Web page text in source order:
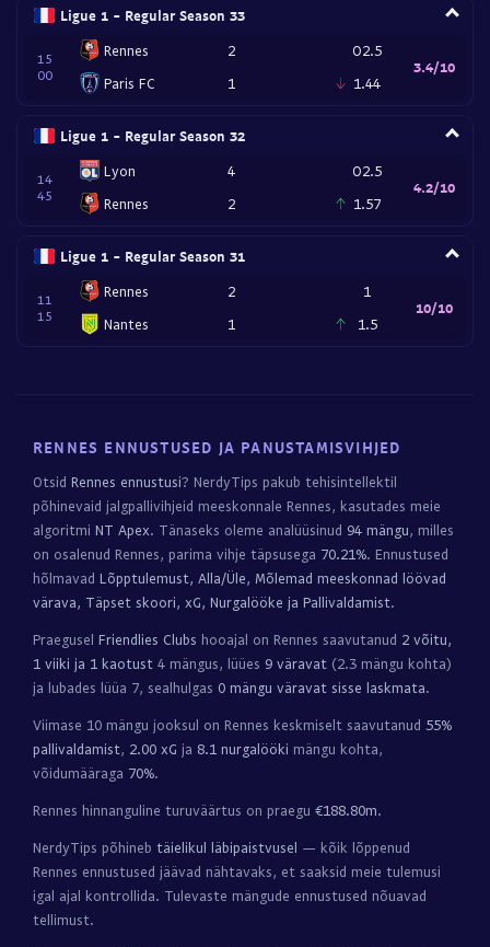
Ligue 1 - Regular Season 33
15
00
Rennes
Paris FC
2
1
O2.5
1.44
3.4/10
Ligue 1 - Regular Season 32
14
45
Lyon
Rennes
4
2
O2.5
1.57
4.2/10
Ligue 1 - Regular Season 31
11
15
Rennes
Nantes
2
1
1
1.5
10/10
RENNES ENNUSTUSED JA PANUSTAMISVIHJED
Otsid Rennes ennustusi? NerdyTips pakub tehisintellektil
põhinevaid jalgpallivihjeid meeskonnale Rennes, kasutades meie
algoritmi NT Apex. Tänaseks oleme analüüsinud 94 mängu, milles
on osalenud Rennes, parima vihje täpsusega 70.21%. Ennustused
hõlmavad Lõpptulemust, Alla/Üle, Mõlemad meeskonnad löövad
värava, Täpset skoori, xG, Nurgalööke ja Pallivaldamist.
Praegusel Friendlies Clubs hooajal on Rennes saavutanud 2 võitu,
1 viiki ja 1 kaotust 4 mängus, lüües 9 väravat (2.3 mängu kohta)
ja lubades lüüa 7, sealhulgas 0 mängu väravat sisse laskmata.
Viimase 10 mängu jooksul on Rennes keskmiselt saavutanud 55%
pallivaldamist, 2.00 xG ja 8.1 nurgalööki mängu kohta,
võidumääraga 70%.
Rennes hinnanguline turuväärtus on praegu €188.80m.
NerdyTips põhineb täielikul läbipaistvusel — kõik lõppenud
Rennes ennustused jäävad nähtavaks, et saaksid meie tulemusi
igal ajal kontrollida. Tulevaste mängude ennustused nõuavad
tellimust.